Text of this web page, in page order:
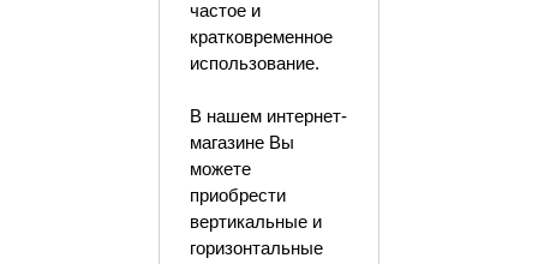
частое и
кратковременное
использование.
В нашем интернет-
магазине Вы
можете
приобрести
вертикальные и
горизонтальные